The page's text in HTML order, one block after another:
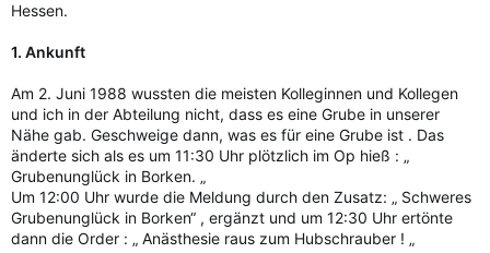
Hessen.
1. Ankunft
Am 2. Juni 1988 wussten die meisten Kolleginnen und Kollegen
und ich in der Abteilung nicht, dass es eine Grube in unserer
Nähe gab. Geschweige dann, was es für eine Grube ist . Das
änderte sich als es um 11:30 Uhr plötzlich im Op hieß : „
Grubenunglück in Borken. „
Um 12:00 Uhr wurde die Meldung durch den Zusatz: „ Schweres
Grubenunglück in Borken“ , ergänzt und um 12:30 Uhr ertönte
dann die Order : „ Anästhesie raus zum Hubschrauber ! „